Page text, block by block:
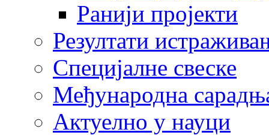
Ранији пројекти
Резултати
Специјалне свеске
Међународна
Актуелно у науци